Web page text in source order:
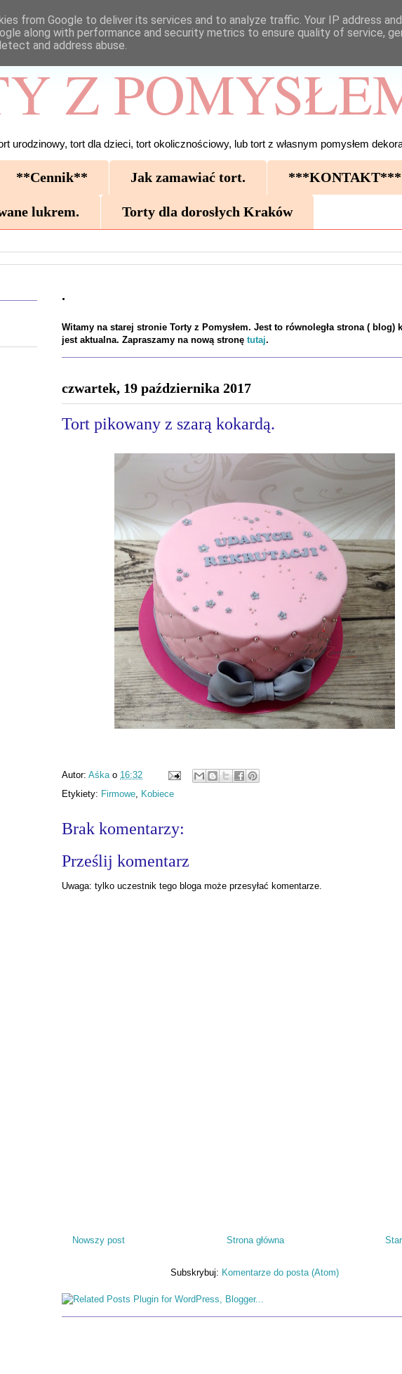
Z
urodzinowy, tort dla dzieci, tort okolicznościowy, lub tort z własnym pomysłem
**Cennik** Jak zamawiać tort. ***KONTAKT***
lukrem. Torty dla dorosłych Kraków
.
Witamy na starej stronie Torty z Pomysłem. Jest to równoległa strona ( blog)
jest aktualna. Zapraszamy na nową stronę tutaj.
czwartek, 19 października 2017
Tort pikowany z szarą kokardą.
Autor: Aśka o 16:32
Etykiety: Firmowe Kobiece
Brak komentarzy:
Prześlij komentarz
Uwaga: tylko uczestnik tego bloga może przesyłać komentarze.
Nowszy post Strona główna
Subskrybuj: Komentarze do posta (Atom)
from Google to deliver its services and to analyze traffic. Your IP address
along with performance and security metrics to ensure quality of service,
and address abuse.